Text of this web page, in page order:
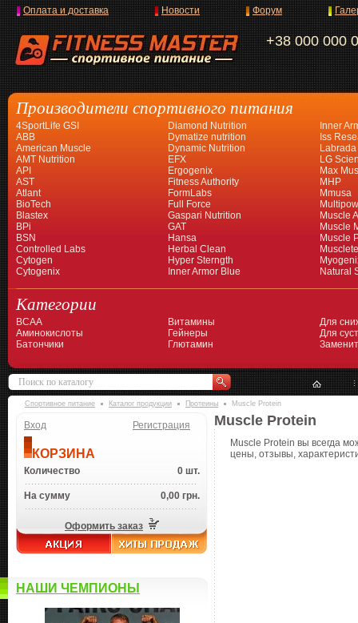
+38 000 000
Оплата и доставка Новости Форум
Производители спортивного питания
4SportLife GSI
ABB
American Muscle
AMT Nutrition
API
AST
Atlant
BioTech
Blastex
BPi
BSN
Controlled Labs
Cytogen
Cytogenix
Diamond Nutrition
Dymatize nutrition
Dynamic Nutrition
EFX
Ergogenix
Fitness Authority
FormLabs
Full Force
Gaspari Nutrition
GAT
Hansa
Herbal Clean
Hyper Sterngth
Inner Armor Blue
Inner
Iss
Labrada
LG
Max
MHP
Mmusa
Muscle
Muscle
Muscle
Natural
Категории
BCAA
Аминокислоты
Батончики
Витамины
Гейнеры
Глютамин
Для
Для
Спортивное питание Каталог продукции Протеины Muscle Protein
Вход Регистрация
КОРЗИНА
Количество 0 шт.
На сумму 0,00 грн.
Оформить заказ
НАШИ ЧЕМПИОНЫ
Muscle Protein
Muscle Protein вы всегда
цены, отзывы,